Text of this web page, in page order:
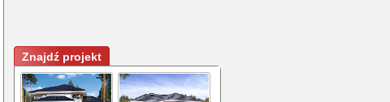
Znajdź projekt